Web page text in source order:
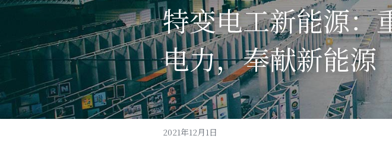
特变电工新能源：
电力，奉献新能源
2021年12月1日